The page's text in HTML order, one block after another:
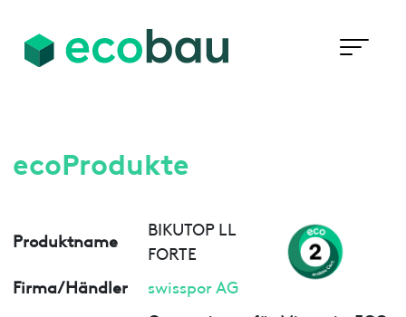
ecoProdukte
Produktname
BIKUTOP LL
FORTE
Firma/Händler
swisspor AG